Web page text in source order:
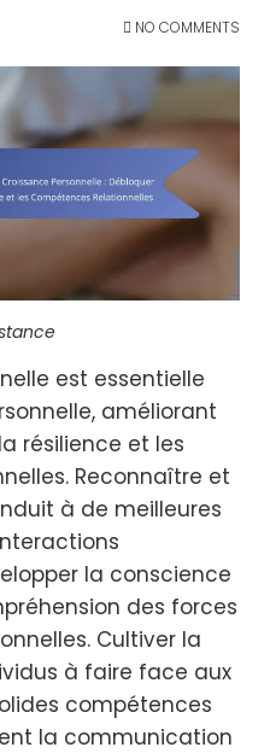
NO COMMENTS
est essentielle
améliorant
résilience et les
Reconnaître et
à de meilleures
la conscience
des forces
Cultiver la
à faire face aux
compétences
la communication